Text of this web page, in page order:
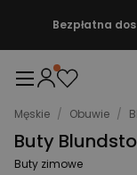
Bezpłatna
Męskie / Obuwie /
Buty
Buty zimowe